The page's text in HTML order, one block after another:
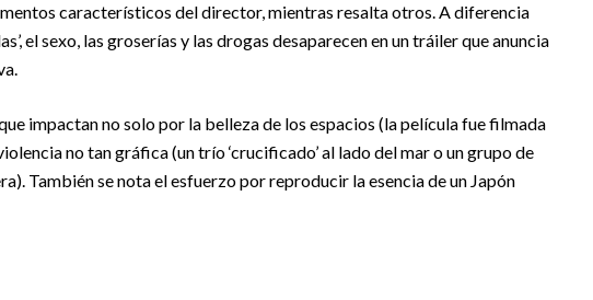
característicos del director, mientras resalta otros. A diferencia
el sexo, las groserías y las drogas desaparecen en un tráiler que anuncia
impactan no solo por la belleza de los espacios (la película fue filmada
no tan gráfica (un trío ‘crucificado’ al lado del mar o un grupo de
También se nota el esfuerzo por reproducir la esencia de un Japón